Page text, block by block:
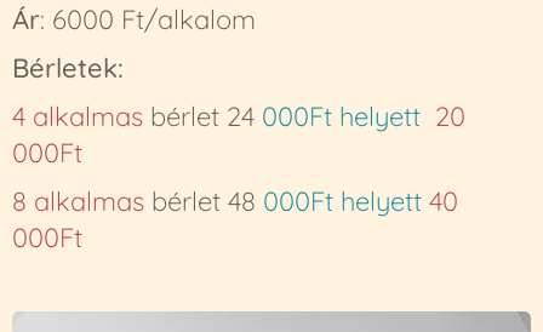
Ár: 6000 Ft/alkalom
Bérletek:
4 alkalmas bérlet 24 000Ft helyett 20
000Ft
8 alkalmas bérlet 48 000Ft helyett 40
000Ft